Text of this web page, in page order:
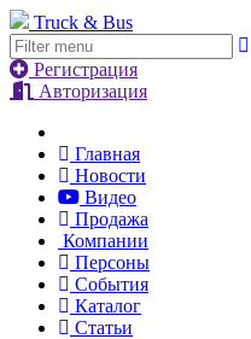
Truck & Bus
Регистрация
Авторизация
Главная
Новости
Видео
Продажа
Компании
Персоны
События
Каталог
Статьи